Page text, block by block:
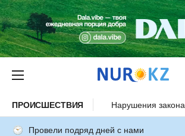
ПРОИСШЕСТВИЯ Нарушения закона
Провели подряд дней с нами